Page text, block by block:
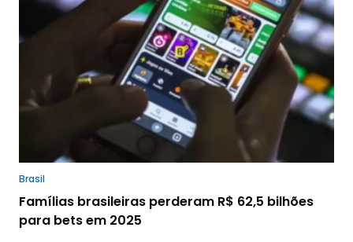
Brasil
Famílias brasileiras perderam R$ 62,5 bilhões
para bets em 2025